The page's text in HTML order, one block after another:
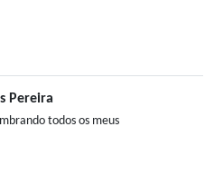
Pereira
todos os meus